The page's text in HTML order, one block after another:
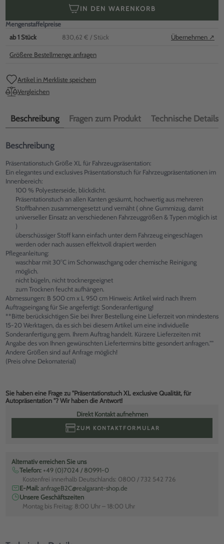
IN DEN WARENKORB
Mengenstaffelpreise
ab1 Stück 830,62 € / Stück Übernehmen ↗
Größere Bestellmenge anfragen
Artikel in Merkliste speichern
Vergleichen
Beschreibung Fragen zum Produkt Technische Details
Beschreibung
Präsentationstuch Größe XL für Fahrzeugpräsentation:
Ein elegantes und exclusives Präsentationstuch für Fahrzeugpräsentationen im
Innenbereich:
100 % Polyesterseide, blickdicht.
Präsentationstuch an allen Kanten gesäumt, hochwertig aus mehreren
Stoffbahnen zusammengesetzt und vernäht ( ohne Gummizug, damit
universeller Einsatz an verschiedenen Fahrzeuggrößen & Typen möglich ist
)
überschüssiger Stoff kann einfach unter dem Fahrzeug eingeschlagen
werden oder nach aussen effektvoll drapiert werden
Pflegeanleitung:
waschbar mit 30°C im Schonwaschgang oder chemische Reinigung
möglich.
nicht bügeln, nicht trocknergeeignet
zum Trocknen feucht aufhängen.
Abmessungen: B 500 cm x L 950 cm Hinweis: Artikel wird nach Ihrem
Auftragseingang für Sie angefertigt: Sonderanfertigung!
**Bitte berücksichtigen Sie bei Ihrer Bestellung eine Lieferzeit von mindestens
15-20 Werktagen, da es sich bei diesem Artikel um eine individuelle
Sonderanfertigung gem. Ihrem Auftrag handelt. Kürzere Lieferzeiten mit
Angabe des von Ihnen gewünschten Liefertermins bitte gesondert anfragen.""
Andere Größen sind auf Anfrage möglich!
(Preis ohne Dekomaterial)
Sie haben eine Frage zu "Präsentationstuch XL exclusive Qualität, für
Autopräsentation "? Wir haben die Antwort!
Direkt Kontakt aufnehmen
ZUM KONTAKTFORMULAR
Alternativ erreichen Sie uns
Telefon: +49 (0)7024 / 80991-0
Kostenfrei innerhalb Deutschlands: 0800 / 732 542 726
E-Mail:anfrageB2C@realgarant-shop.de
Unsere Geschäftszeiten
Montag bis Freitag: 8:00 Uhr – 18:00 Uhr